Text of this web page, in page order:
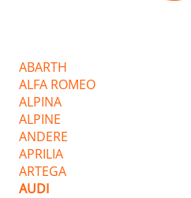
ABARTH
ALFA ROMEO
ALPINA
ALPINE
ANDERE
APRILIA
ARTEGA
AUDI